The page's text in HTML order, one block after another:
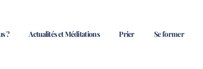
? Actualités et Méditations Prier Se former